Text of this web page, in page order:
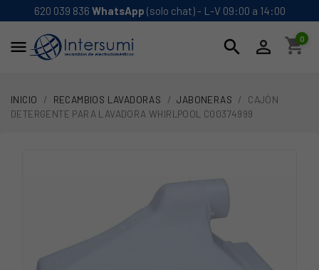
620 039 836 WhatsApp (solo chat) - L-V 09:00 a 14:00
 search  shopping_cart
0
INICIO RECAMBIOS LAVADORAS JABONERAS
CAJÓN
DETERGENTE PARA LAVADORA WHIRLPOOL C00374999